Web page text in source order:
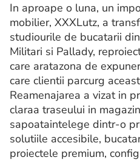
In aproape o luna, un
mobilier, XXXLutz, a
studiourile de bucatarii
Militari si Pallady,
care aratazona de
care clientii parcurg
Reamenajarea a vizat in
claraa traseului in
sapoataintelege dintr-o
solutiile accesibile,
proiectele premium,